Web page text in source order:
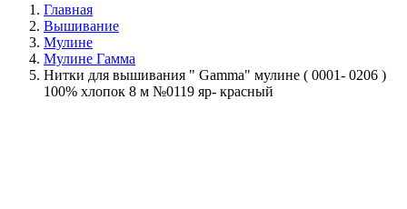
Главная
Вышивание
Мулине
Мулине Гамма
Нитки для вышивания " Gamma" мулине ( 0001- 0206 )
100% хлопок 8 м №0119 яр- красный